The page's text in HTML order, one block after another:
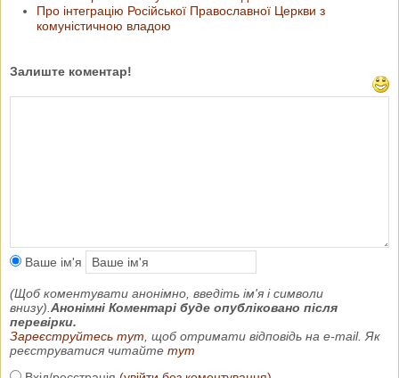
Про інтеграцію Російської Православної Церкви з
комуністичною владою
Залиште коментар!
Ваше ім'я
(Щоб коментувати анонімно, введіть ім'я і символи
внизу). Анонімні Коментарі буде опубліковано після
перевірки.
Зареєструйтесь тут , щоб отримати відповідь на e-mail. Як
реєструватися читайте тут